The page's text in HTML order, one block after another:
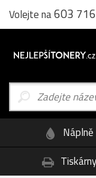
Volejte na603
Náplně
Tiskárny